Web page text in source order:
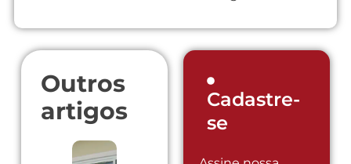
Outros
artigos
Cadastre-
se